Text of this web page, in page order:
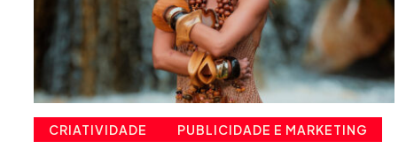
CRIATIVIDADE PUBLICIDADE E MARKETING